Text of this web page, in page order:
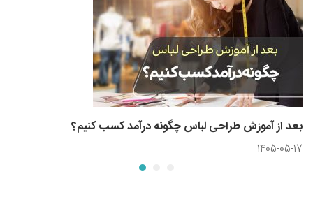
بعد از آموزش طراحی لباس چگونه درآمد کسب کنیم؟
1405-05-17